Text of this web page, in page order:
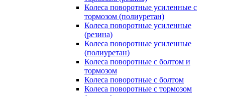
Колеса поворотные усиленные с
тормозом (полиуретан)
Колеса поворотные усиленные
(резина)
Колеса поворотные усиленные
(полиуретан)
Колеса поворотные с болтом и
тормозом
Колеса поворотные с болтом
Колеса поворотные c тормозом